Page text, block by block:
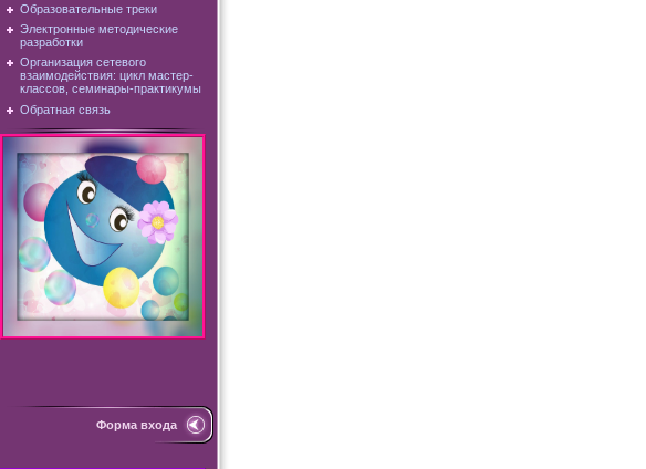
Образовательные треки
Электронные методические
разработки
Организация сетевого
взаимодействия: цикл мастер-
классов, семинары-практикумы
Обратная связь
Форма входа